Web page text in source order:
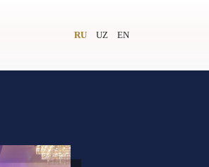
RU UZ EN